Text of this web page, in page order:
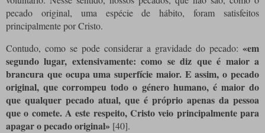
pecado original, uma espécie de hábito, foram satisfeitos
principalmente por Cristo.
Contudo, como se pode considerar a gravidade do pecado: «em
segundo lugar, extensivamente: como se diz que é maior a
brancura que ocupa uma superfície maior. E assim, o pecado
original, que corrompeu todo o género humano, é maior do
que qualquer pecado atual, que é próprio apenas da pessoa
que o comete. A este respeito, Cristo veio principalmente para
apagar o pecado original» [40].